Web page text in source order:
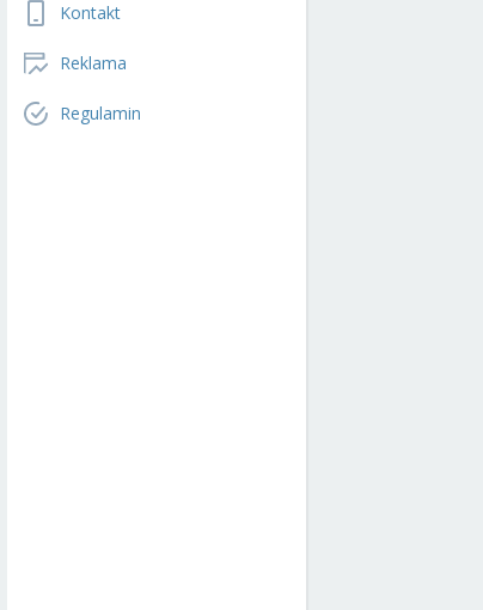
Kontakt
Reklama
Regulamin